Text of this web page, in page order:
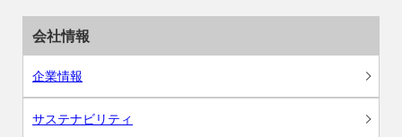
会社情報
企業情報
サステナビリティ